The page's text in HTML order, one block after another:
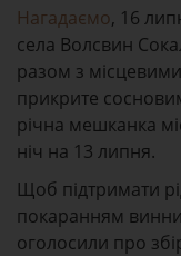
Нагадаємо, 16
села Волсвин
разом з
прикрите
річна мешканка
ніч на 13 липня.
Щоб підтримати
покаранням
оголосили про